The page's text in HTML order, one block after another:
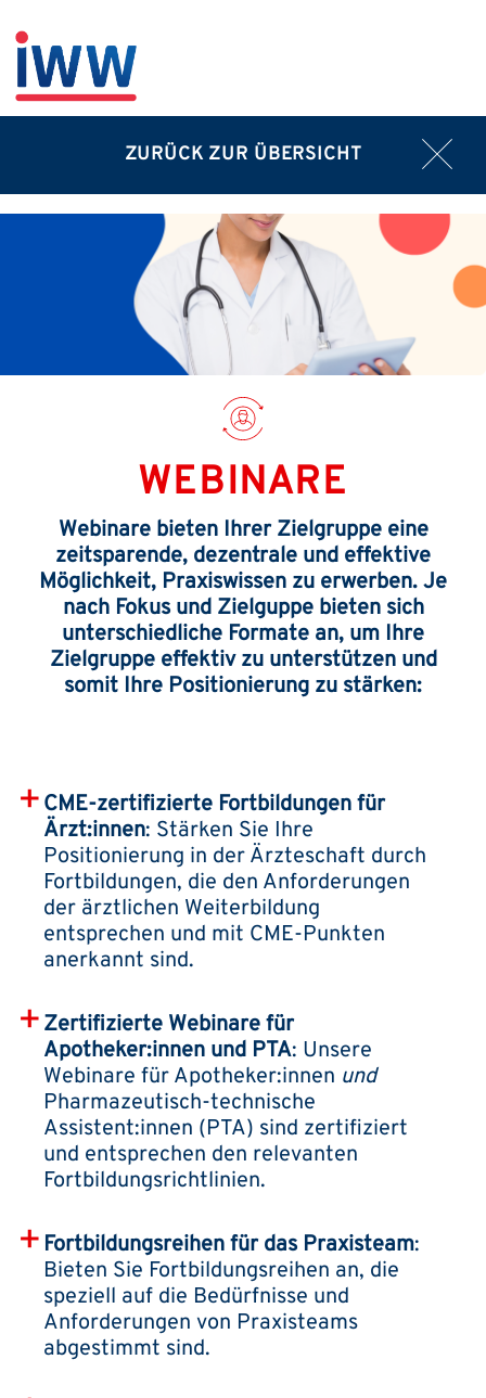
ZURÜCK ZUR ÜBERSICHT
WEBINARE
Webinare bieten Ihrer Zielgruppe eine
zeitsparende, dezentrale und effektive
Möglichkeit, Praxiswissen zu erwerben. Je
nach Fokus und Zielguppe bieten sich
unterschiedliche Formate an, um Ihre
Zielgruppe effektiv zu unterstützen und
somit Ihre Positionierung zu stärken:
CME-zertifizierte Fortbildungen für
Ärzt:innen: Stärken Sie Ihre
Positionierung in der Ärzteschaft durch
Fortbildungen, die den Anforderungen
der ärztlichen Weiterbildung
entsprechen und mit CME-Punkten
anerkannt sind.
Zertifizierte Webinare für
Apotheker:innen und PTA: Unsere
Webinare für Apotheker:innen und
Pharmazeutisch-technische
Assistent:innen (PTA) sind zertifiziert
und entsprechen den relevanten
Fortbildungsrichtlinien.
Fortbildungsreihen für das Praxisteam:
Bieten Sie Fortbildungsreihen an, die
speziell auf die Bedürfnisse und
Anforderungen von Praxisteams
abgestimmt sind.